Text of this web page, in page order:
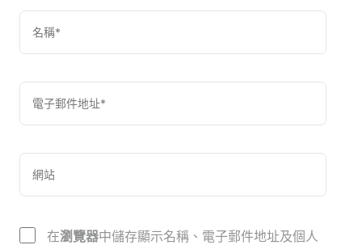
在瀏覽器中儲存顯示名稱、電子郵件地址及個人